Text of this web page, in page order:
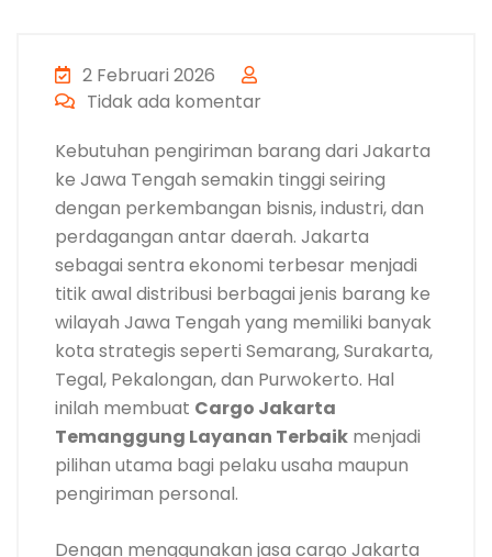
2 Februari 2026
Tidak ada komentar
Kebutuhan pengiriman barang dari Jakarta
ke Jawa Tengah semakin tinggi seiring
dengan perkembangan bisnis, industri, dan
perdagangan antar daerah. Jakarta
sebagai sentra ekonomi terbesar menjadi
titik awal distribusi berbagai jenis barang ke
wilayah Jawa Tengah yang memiliki banyak
kota strategis seperti Semarang, Surakarta,
Tegal, Pekalongan, dan Purwokerto. Hal
inilah membuat Cargo Jakarta
Temanggung Layanan Terbaik menjadi
pilihan utama bagi pelaku usaha maupun
pengiriman personal.
Dengan menggunakan jasa cargo Jakarta